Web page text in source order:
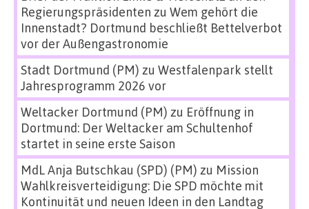
Regierungspräsidenten zu Wem gehört die
Innenstadt? Dortmund beschließt Bettelverbot
vor der Außengastronomie
Stadt Dortmund (PM) zu Westfalenpark stellt
Jahresprogramm 2026 vor
Weltacker Dortmund (PM) zu Eröffnung in
Dortmund: Der Weltacker am Schultenhof
startet in seine erste Saison
MdL Anja Butschkau (SPD) (PM) zu Mission
Wahlkreisverteidigung: Die SPD möchte mit
Kontinuität und neuen Ideen in den Landtag